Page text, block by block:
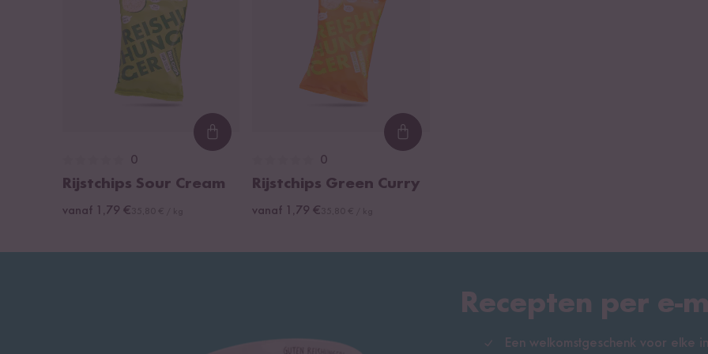
Loading...
0
Rijstchips Sour Cream
vanaf 1,79 €
Loading...
0
Rijstchips Green Curry
vanaf 1,79 €
Recepten per e-
Een welkomstgeschenk voor elke